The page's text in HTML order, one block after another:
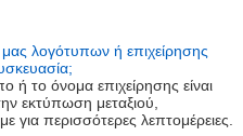
λογότυπων ή επιχείρησης
το όνομα επιχείρησης είναι
εκτύπωση μεταξιού,
περισσότερες λεπτομέρειες.